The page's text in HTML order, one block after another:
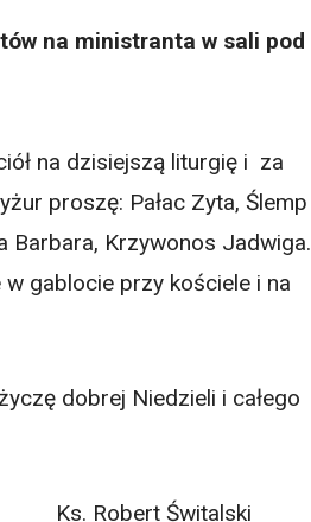
na ministranta w sali pod
na dzisiejszą liturgię i za
proszę: Pałac Zyta, Ślemp
Barbara, Krzywonos Jadwiga.
gablocie przy kościele i na
i całego